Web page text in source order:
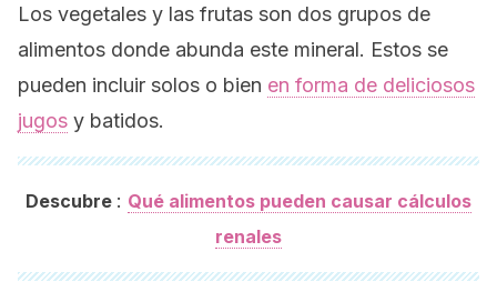
Los vegetales y las frutas son dos grupos de
alimentos donde abunda este mineral. Estos se
pueden incluir solos o bien en forma de deliciosos
jugos y batidos.
Descubre : Qué alimentos pueden causar cálculos
renales